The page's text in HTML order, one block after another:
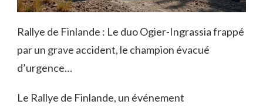
Rallye de Finlande : Le duo Ogier-Ingrassia frappé
par un grave accident, le champion évacué
d’urgence…
Le Rallye de Finlande, un événement